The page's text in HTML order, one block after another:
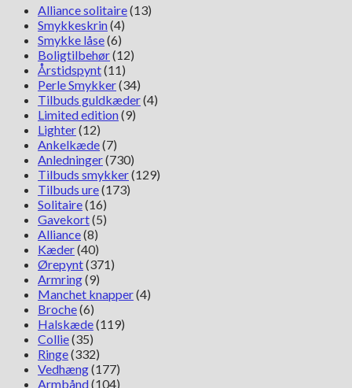
Alliance solitaire(13)
Smykkeskrin(4)
Smykke låse(6)
Boligtilbehør(12)
Årstidspynt(11)
Perle Smykker(34)
Tilbuds guldkæder(4)
Limited edition(9)
Lighter(12)
Ankelkæde(7)
Anledninger(730)
Tilbuds smykker(129)
Tilbuds ure(173)
Solitaire(16)
Gavekort(5)
Alliance(8)
Kæder(40)
Ørepynt(371)
Armring(9)
Manchet knapper(4)
Broche(6)
Halskæde(119)
Collie(35)
Ringe(332)
Vedhæng(177)
Armbånd(104)